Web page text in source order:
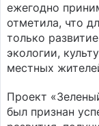
ежегодно
отметила, что
только
экологии,
местных
Проект
был признан